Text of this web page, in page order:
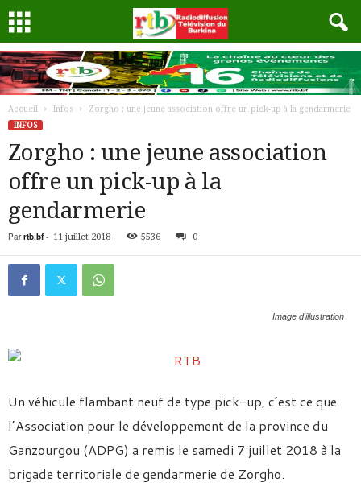
Accueil Infos
Zorgho : une jeune association offre un pick-up à la gendarmerie
INFOS
Zorgho : une jeune association
offre un pick-up à la
gendarmerie
Par rtb.bf- 11 juillet 2018 5536 0
Image d'illustration
Un véhicule flambant neuf de type pick-up, c’est ce que
l’Association pour le développement de la province du
Ganzourgou (ADPG) a remis le samedi 7 juillet 2018 à la
brigade territoriale de gendarmerie de Zorgho.